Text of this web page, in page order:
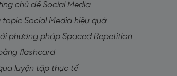
chủ đề Social Media
Social Media hiệu quả
phương pháp Spaced Repetition
flashcard
luyện tập thực tế